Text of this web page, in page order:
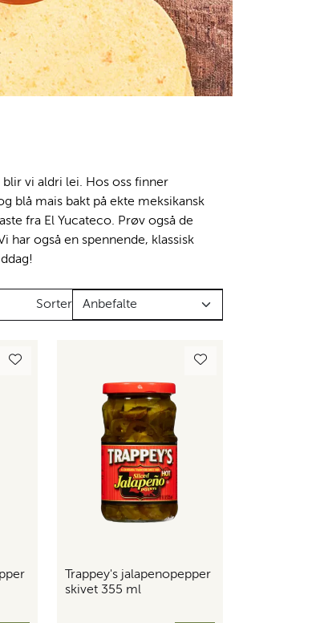
vi aldri lei. Hos oss finner
blå mais bakt på ekte meksikansk
fra El Yucateco. Prøv også de
også en spennende, klassisk
Sorter
Trappey's jalapenopepper
skivet 355 ml